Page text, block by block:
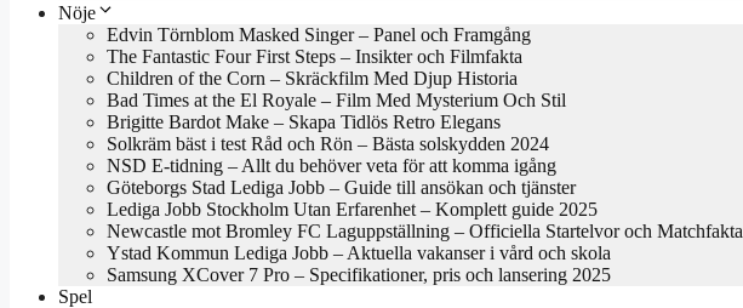
Nöje
Edvin Törnblom Masked Singer – Panel och Framgång
The Fantastic Four First Steps – Insikter och Filmfakta
Children of the Corn – Skräckfilm Med Djup Historia
Bad Times at the El Royale – Film Med Mysterium Och Stil
Brigitte Bardot Make – Skapa Tidlös Retro Elegans
Solkräm bäst i test Råd och Rön – Bästa solskydden 2024
NSD E-tidning – Allt du behöver veta för att komma igång
Göteborgs Stad Lediga Jobb – Guide till ansökan och tjänster
Lediga Jobb Stockholm Utan Erfarenhet – Komplett guide 2025
Newcastle mot Bromley FC Laguppställning – Officiella Startelvor och Matchfakta
Ystad Kommun Lediga Jobb – Aktuella vakanser i vård och skola
Samsung XCover 7 Pro – Specifikationer, pris och lansering 2025
Spel